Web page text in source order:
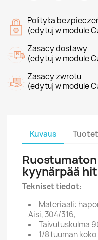
Polityka
(edytuj w module
Zasady dostawy
(edytuj w module
Zasady zwrotu
(edytuj w module
Kuvaus
kyynärpää
Tekniset tiedot:
Materiaali:
Aisi, 304/316,
Taivutuskulma
1/8 tuuman